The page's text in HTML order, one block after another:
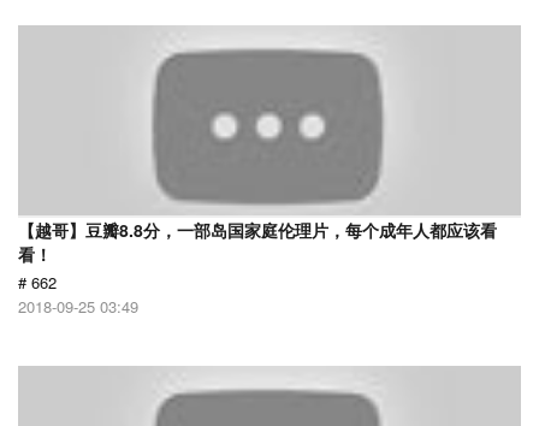
【越哥】豆瓣8.8分，一部岛国家庭伦理片，每个成年人都应该看
看！
# 662
2018-09-25 03:49